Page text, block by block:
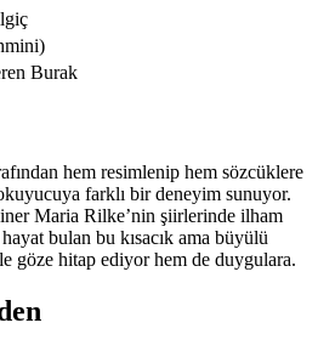
Burak
hem resimlenip hem sözcüklere
farklı bir deneyim sunuyor.
Maria Rilke’nin şiirlerinde ilham
bulan bu kısacık ama büyülü
göze hitap ediyor hem de duygulara.